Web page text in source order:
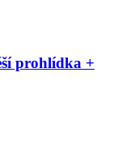
prohlídka +